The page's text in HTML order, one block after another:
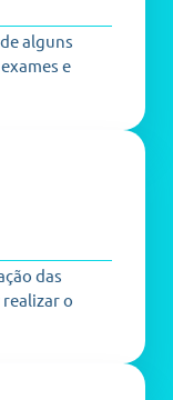
alguns
e
das
o